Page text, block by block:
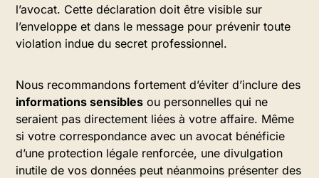
l’avocat. Cette déclaration doit être visible sur
l’enveloppe et dans le message pour prévenir toute
violation indue du secret professionnel.
Nous recommandons fortement d’éviter d’inclure des
informations sensibles ou personnelles qui ne
seraient pas directement liées à votre affaire. Même
si votre correspondance avec un avocat bénéficie
d’une protection légale renforcée, une divulgation
inutile de vos données peut néanmoins présenter des